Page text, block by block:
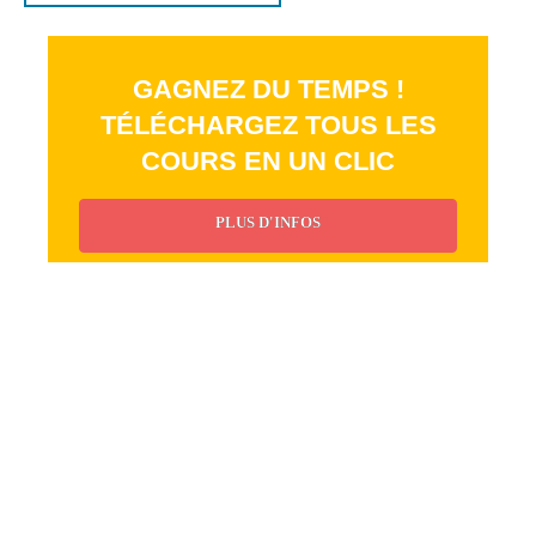
GAGNEZ DU TEMPS !
TÉLÉCHARGEZ TOUS LES
COURS EN UN CLIC
PLUS D'INFOS